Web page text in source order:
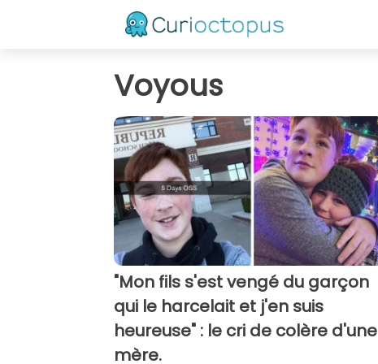
Voyous
"Mon fils s'est vengé du garçon
qui le harcelait et j'en suis
heureuse" : le cri de colère d'une
mère.